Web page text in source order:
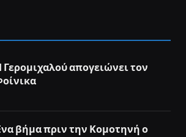
Γερομιχαλού απογειώνει τον
βήμα πριν την Κομοτηνή ο